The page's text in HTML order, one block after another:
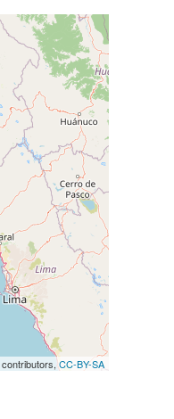
contributors,CC-BY-SA